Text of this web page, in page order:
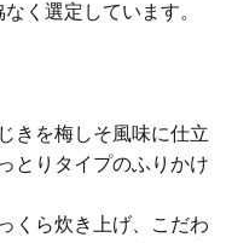
く選定しています。
きを梅しそ風味に仕立
とりタイプのふりかけ
くら炊き上げ、こだわ